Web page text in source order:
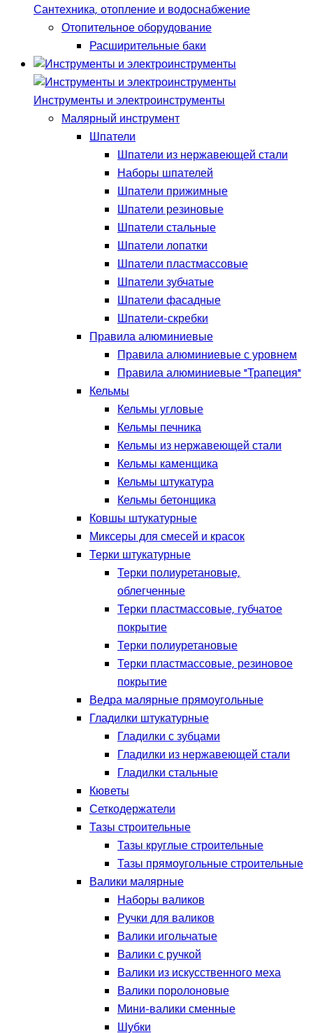
Сантехника, отопление и водоснабжение
Отопительное оборудование
Расширительные баки
Инструменты и электроинструменты
Малярный инструмент
Шпатели
Шпатели из нержавеющей стали
Наборы шпателей
Шпатели прижимные
Шпатели резиновые
Шпатели стальные
Шпатели лопатки
Шпатели пластмассовые
Шпатели зубчатые
Шпатели фасадные
Шпатели-скребки
Правила алюминиевые
Правила алюминиевые с уровнем
Правила алюминиевые "Трапеция"
Кельмы
Кельмы угловые
Кельмы печника
Кельмы из нержавеющей стали
Кельмы каменщика
Кельмы штукатура
Кельмы бетонщика
Ковшы штукатурные
Миксеры для смесей и красок
Терки штукатурные
Терки полиуретановые,
облегченные
Терки пластмассовые, губчатое
покрытие
Терки полиуретановые
Терки пластмассовые, резиновое
покрытие
Ведра малярные прямоугольные
Гладилки штукатурные
Гладилки с зубцами
Гладилки из нержавеющей стали
Гладилки стальные
Кюветы
Сеткодержатели
Тазы строительные
Тазы круглые строительные
Тазы прямоугольные строительные
Валики малярные
Наборы валиков
Ручки для валиков
Валики игольчатые
Валики с ручкой
Валики из искусственного меха
Валики поролоновые
Мини-валики сменные
Шубки